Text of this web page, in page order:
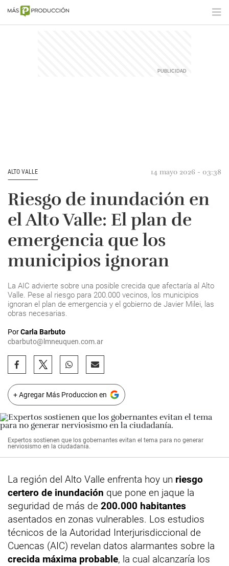
ALTO VALLE 14 mayo 2026 - 03:38
Riesgo de inundación en
el Alto Valle: El plan de
emergencia que los
municipios ignoran
La AIC advierte sobre una posible crecida que afectaría al Alto
Valle. Pese al riesgo para 200.000 vecinos, los municipios
ignoran el plan de emergencia y el gobierno de Javier Milei, las
obras necesarias.
PorCarla Barbuto
cbarbuto@lmneuquen.com.ar
+ Agregar Más Produccion en
Expertos sostienen que los gobernantes evitan el tema para no generar
nerviosismo en la ciudadanía.
La región del Alto Valle enfrenta hoy un riesgo
certero de inundación que pone en jaque la
seguridad de más de 200.000 habitantes
asentados en zonas vulnerables. Los estudios
técnicos de la Autoridad Interjurisdiccional de
Cuencas (AIC) revelan datos alarmantes sobre la
crecida máxima probable, la cual alcanzaría los